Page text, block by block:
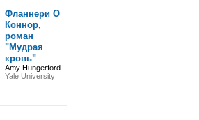
Фланнери О
Коннор,
роман
"Мудрая
кровь"
Amy Hungerford
Yale University